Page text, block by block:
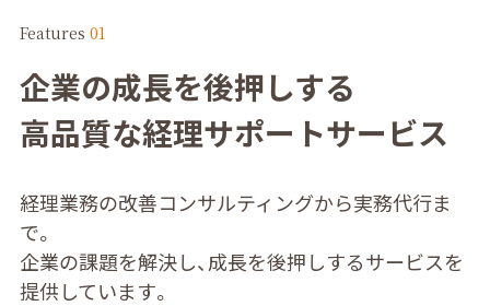
Features 01
企業の成長を後押しする
高品質な経理サポートサービス
経理業務の改善コンサルティングから実務代行ま
で。
企業の課題を解決し、成長を後押しするサービスを
提供しています。